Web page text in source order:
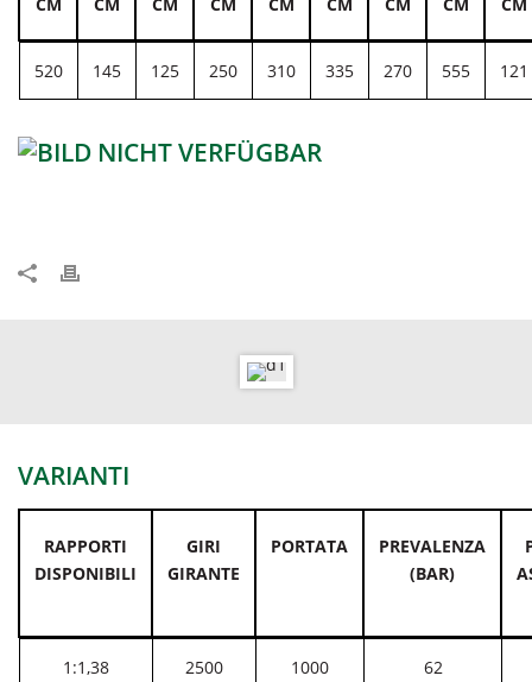
520 145 125 250 310 335 270 555 121
VARIANTI
RAPPORTI
DISPONIBILI
GIRI
GIRANTE
PORTATA
PREVALENZA
(BAR)
1:1,38
2500
1000
62